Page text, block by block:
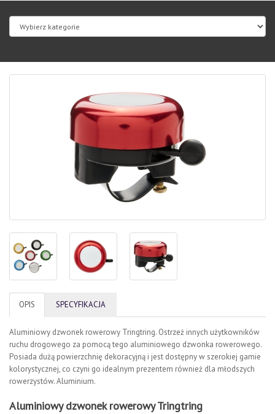
OPIS SPECYFIKACJA
Aluminiowy dzwonek rowerowy Tringtring. Ostrzeż innych użytkowników
ruchu drogowego za pomocą tego aluminiowego dzwonka rowerowego.
Posiada dużą powierzchnię dekoracyjną i jest dostępny w szerokiej gamie
kolorystycznej, co czyni go idealnym prezentem również dla młodszych
rowerzystów. Aluminium.
Aluminiowy dzwonek rowerowy Tringtring